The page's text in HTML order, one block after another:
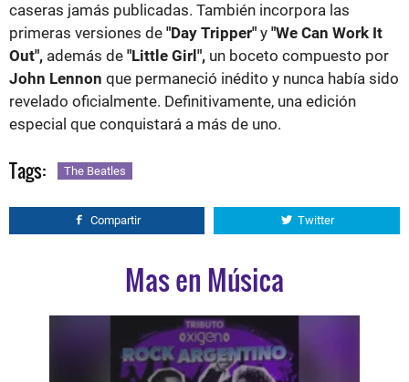
caseras jamás publicadas. También incorpora las
primeras versiones de "Day Tripper" y "We Can Work It
Out", además de "Little Girl", un boceto compuesto por
John Lennon que permaneció inédito y nunca había sido
revelado oficialmente. Definitivamente, una edición
especial que conquistará a más de uno.
Tags: The Beatles
Compartir Twitter
Mas en Música